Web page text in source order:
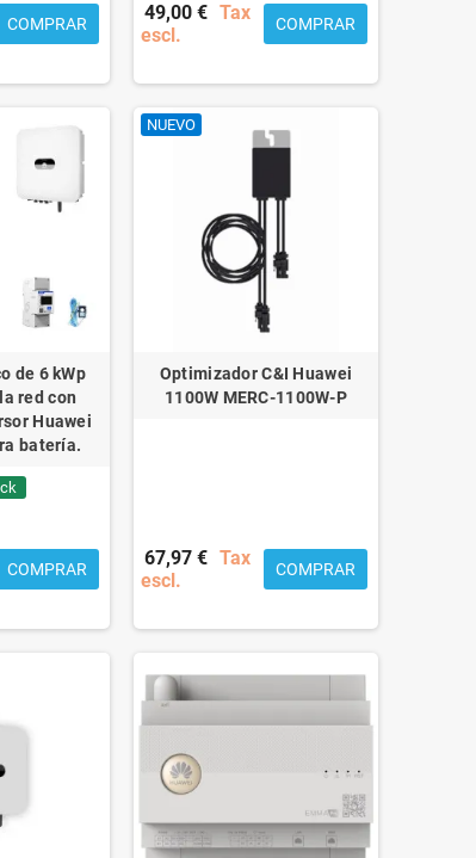
COMPRAR 49,00 € Tax
escl.
COMPRAR
de 6 kWp
red con
Huawei
batería.
COMPRAR
NUEVO
Optimizador C&I Huawei
1100W MERC-1100W-P
67,97 € Tax
escl.
COMPRAR